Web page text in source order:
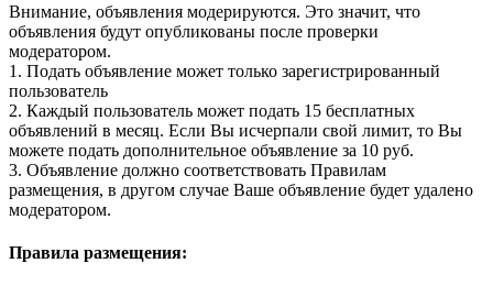
Внимание, объявления модерируются. Это значит, что
объявления будут опубликованы после проверки
модератором.
1. Подать объявление может только зарегистрированный
пользователь
2. Каждый пользователь может подать 15 бесплатных
объявлений в месяц. Если Вы исчерпали свой лимит, то Вы
можете подать дополнительное объявление за 10 руб.
3. Объявление должно соответствовать Правилам
размещения, в другом случае Ваше объявление будет удалено
модератором.
Правила размещения: